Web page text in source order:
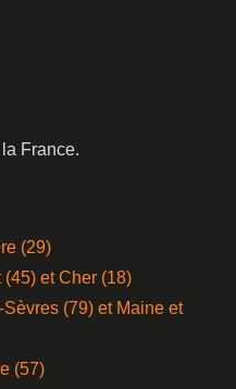
France.
(29)
et Cher (18)
(79) et Maine et
(57)